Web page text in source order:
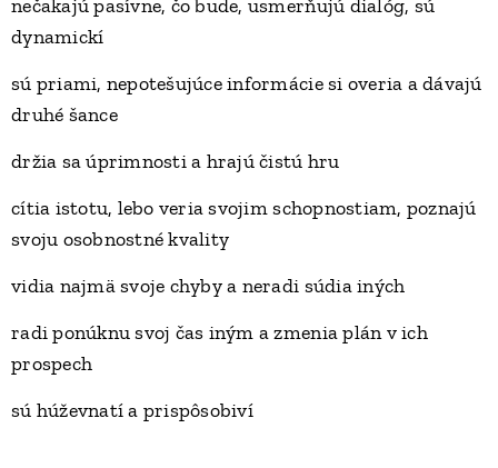
nečakajú pasívne, čo bude, usmerňujú dialóg, sú
dynamickí
sú priami, nepotešujúce informácie si overia a dávajú
druhé šance
držia sa úprimnosti a hrajú čistú hru
cítia istotu, lebo veria svojim schopnostiam, poznajú
svoju osobnostné kvality
vidia najmä svoje chyby a neradi súdia iných
radi ponúknu svoj čas iným a zmenia plán v ich
prospech
sú húževnatí a prispôsobiví